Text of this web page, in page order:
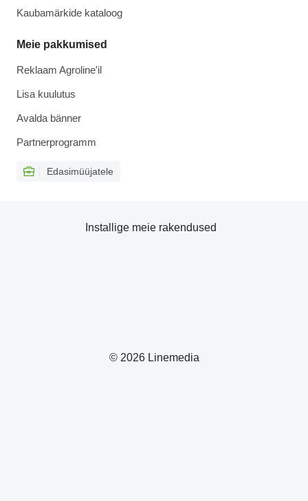
Kaubamärkide kataloog
Meie pakkumised
Reklaam Agroline'il
Lisa kuulutus
Avalda bänner
Partnerprogramm
Edasimüüjatele
© 2026 Linemedia
Installige meie rakendused